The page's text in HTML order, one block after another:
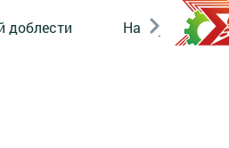
доблести Нацпроекты